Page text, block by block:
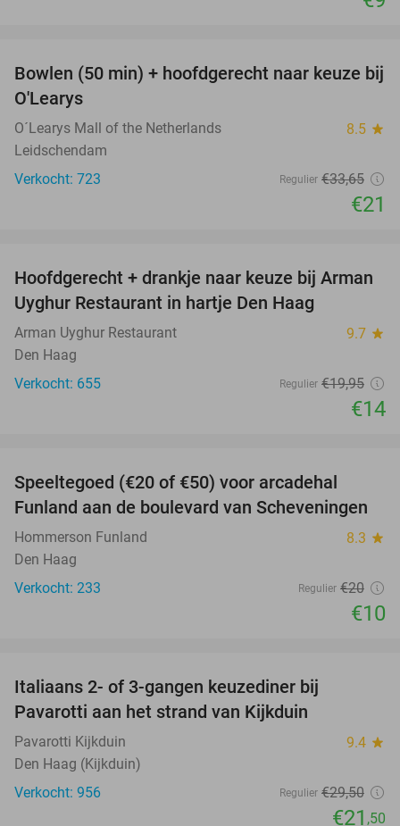
38%
Bowlen (50 min) + hoofdgerecht naar keuze bij
O'Learys
O´Learys Mall of the Netherlands 8.5 star
Leidschendam
Verkocht: 723
Regulier €33,65
€21
30%
Hoofdgerecht + drankje naar keuze bij Arman
Uyghur Restaurant in hartje Den Haag
Arman Uyghur Restaurant 9.7 star
Den Haag
Verkocht: 655
Regulier €19,95
€14
Speeltegoed (€20 of €50) voor arcadehal
Funland aan de boulevard van Scheveningen
Hommerson Funland 8.3 star
Den Haag
Verkocht: 233
Regulier €20
€10
Italiaans 2- of 3-gangen keuzediner bij
Pavarotti aan het strand van Kijkduin
Pavarotti Kijkduin 9.4 star
Den Haag (Kijkduin)
Verkocht: 956
Regulier €29,50
€21 ,50